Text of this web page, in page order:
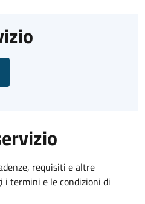
requisiti e altre
termini e le condizioni di